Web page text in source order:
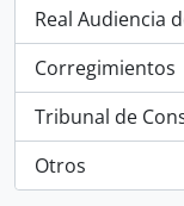
Real Audiencia
, 1 resultados
Corregimientos
, 1 resultados
Tribunal de
, 1 resultados
Otros
, 1 resultados